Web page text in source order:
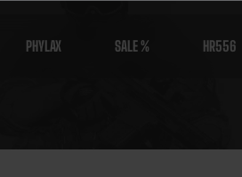
PHYLAX SALE % HR556